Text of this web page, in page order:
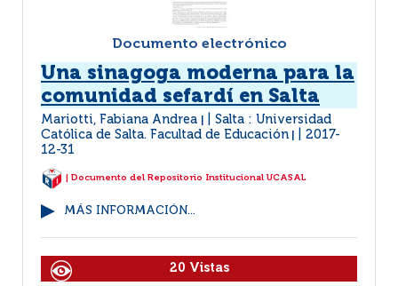
Documento electrónico
Una sinagoga moderna para la
comunidad sefardí en Salta
Mariotti, Fabiana Andrea
Salta : Universidad
Católica de Salta. Facultad de Educación
2017-
12-31
| Documento del Repositorio Institucional UCASAL
MÁS INFORMACIÓN...
20 Vistas